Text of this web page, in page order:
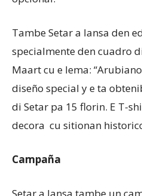
Tambe Setar a lansa den
specialmente den cuadro
Maart cu e lema:
diseño special y e ta
di Setar pa 15 florin. E T-
decora cu sitionan
Campaña